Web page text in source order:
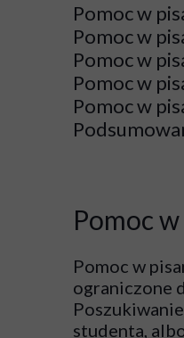
Pomoc w
Pomoc w
Pomoc w
Pomoc w
Pomoc w
Pomoc
Pomoc w
ograniczone
studenta,